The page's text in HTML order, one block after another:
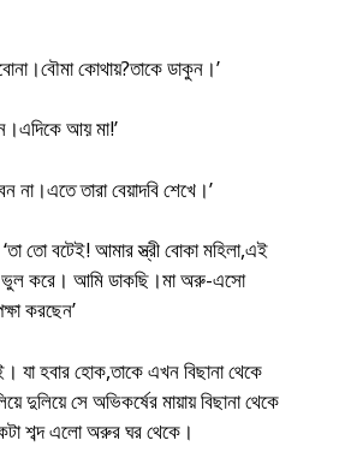
কোথায়?তাকে ডাকুন।’
আয় মা!’
না।এতে তারা বেয়াদবি শেখে।’
‘তা তো বটেই! আমার স্ত্রী বোকা মহিলা,এই
ভুল করে। আমি ডাকছি।মা অরু-এসো
করছেন’
হবার হোক,তাকে এখন বিছানা থেকে
দুলিয়ে সে অভিকর্ষের মায়ায় বিছানা থেকে
শব্দ এলো অরুর ঘর থেকে।